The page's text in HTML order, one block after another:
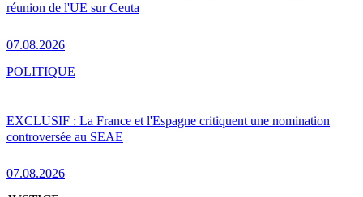
réunion de l'UE sur Ceuta
07.08.2026
EXCLUSIF : La France et l'Espagne critiquent une nomination
controversée au SEAE
07.08.2026
POLITIQUE